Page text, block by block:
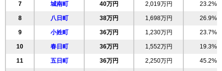
7 城南町 40万円 2,019万円 23.2%
8 八日町 38万円 1,698万円 26.9%
9 小姓町 36万円 1,230万円 23.7%
10 春日町 36万円 1,552万円 19.3%
11 五日町 36万円 2,250万円 45.2%